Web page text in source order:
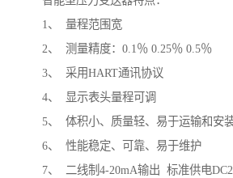
1、 量程范围宽
2、 测量精度：0.1％ 0.25％ 0.5％
3、 采用HART通讯协议
4、 显示表头量程可调
5、 体积小、质量轻、易于运输和安
6、 性能稳定、可靠、易于维护
7、 二线制4-20mA输出 标准供电